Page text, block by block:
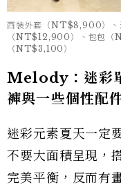
西裝外套（NT$8,900）
（NT$12,900）、包包
（NT$3,100）
Melody：迷彩
褲與一些個性配
迷彩元素夏天一定
不要大面積呈現，
完美平衡，反而有